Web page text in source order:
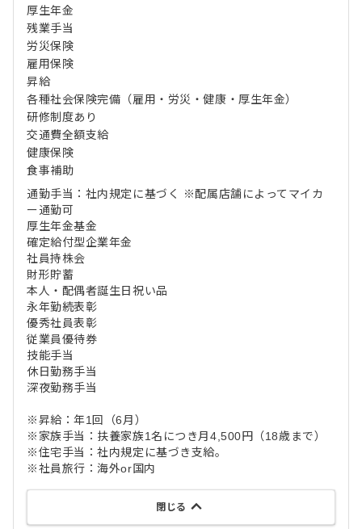
厚生年金
残業手当
労災保険
雇用保険
昇給
各種社会保険完備（雇用・労災・健康・厚生年金）
研修制度あり
交通費全額支給
健康保険
食事補助
通勤手当：社内規定に基づく ※配属店舗によってマイカ
ー通勤可
厚生年金基金
確定給付型企業年金
社員持株会
財形貯蓄
本人・配偶者誕生日祝い品
永年勤続表彰
優秀社員表彰
従業員優待券
技能手当
休日勤務手当
深夜勤務手当
※昇給：年1回（6月）
※家族手当：扶養家族1名につき月4,500円（18歳まで）
※住宅手当：社内規定に基づき支給。
※社員旅行：海外or国内
閉じる